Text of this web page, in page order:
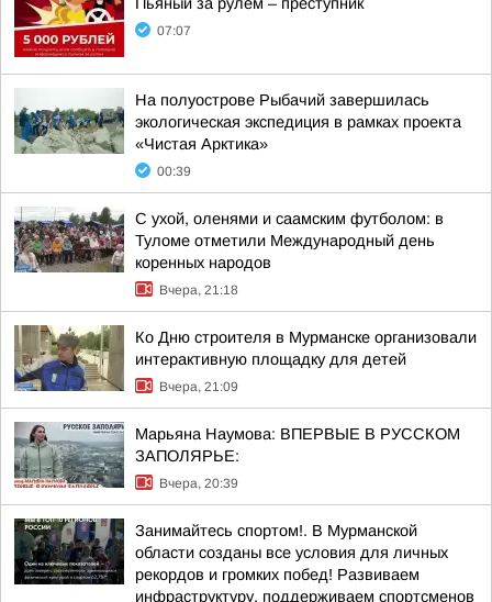
07:07
На полуострове Рыбачий завершилась
экологическая экспедиция в рамках проекта
«Чистая Арктика»
00:39
С ухой, оленями и саамским футболом: в
Туломе отметили Международный день
коренных народов
Вчера, 21:18
Ко Дню строителя в Мурманске организовали
интерактивную площадку для детей
Вчера, 21:09
Марьяна Наумова: ВПЕРВЫЕ В РУССКОМ
ЗАПОЛЯРЬЕ:
Вчера, 20:39
Занимайтесь спортом!. В Мурманской
области созданы все условия для личных
рекордов и громких побед! Развиваем
инфраструктуру, поддерживаем спортсменов